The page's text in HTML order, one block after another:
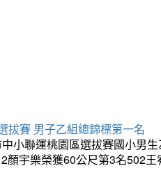
拔賽 男子乙組總錦標第一名
小聯運桃園區選拔賽國小男
顏宇樂榮獲60公尺第3名502